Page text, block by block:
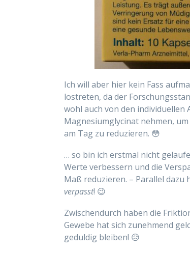
Ich will aber hier kein Fass
lostreten, da der
wohl auch von den individuellen
Magnesiumglycinat nehmen,
am Tag zu reduzieren. 😳
… so bin ich erstmal nicht
Werte verbessern und die
Maß reduzieren. – Parallel dazu
verpasst! 😉
Zwischendurch haben die
Gewebe hat sich zunehmend
geduldig bleiben! 😥